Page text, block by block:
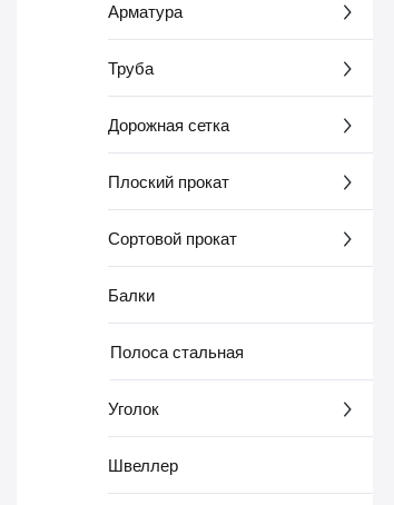
Арматура
Труба
Дорожная сетка
Плоский прокат
Сортовой прокат
Балки
Полоса стальная
Уголок
Швеллер